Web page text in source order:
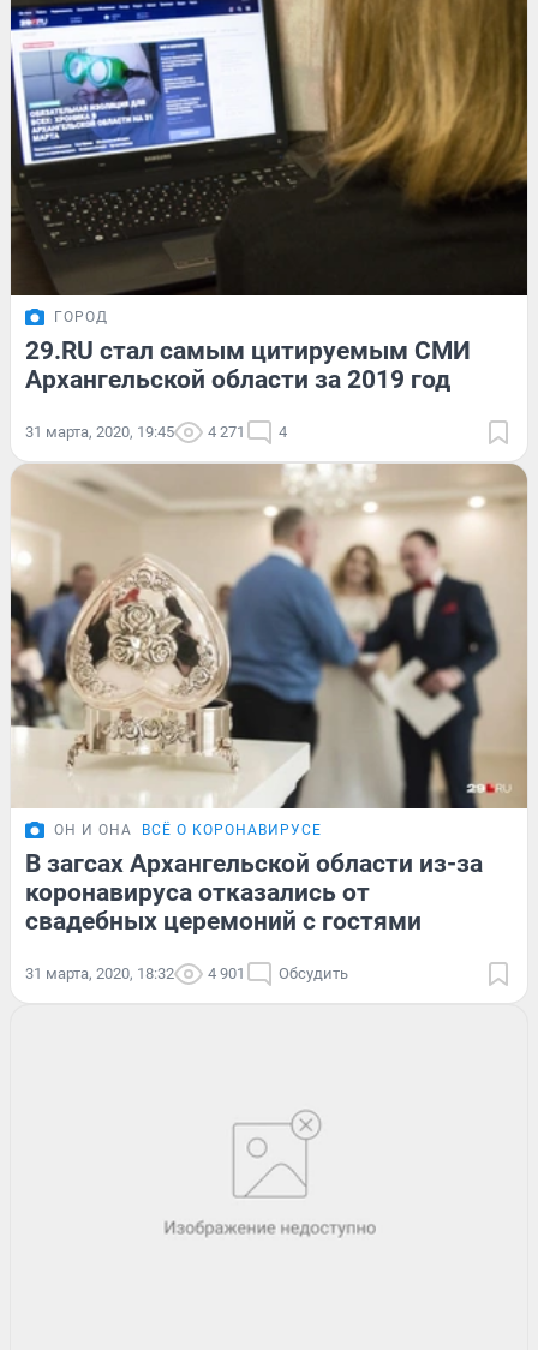
ГОРОД
29.RU стал самым цитируемым СМИ
Архангельской области за 2019 год
31 марта, 2020, 19:45 4 271 4
ОН И ОНА ВСЁ О КОРОНАВИРУСЕ
В загсах Архангельской области из-за
коронавируса отказались от
свадебных церемоний с гостями
31 марта, 2020, 18:32 4 901 Обсудить